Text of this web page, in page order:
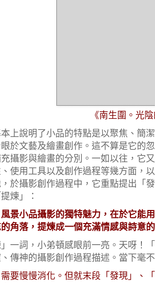
《南生圍。光
上說明了小品的特點是以聚焦、簡
於文藝及繪畫創作。這不算是它的
攝影與繪畫的分別。一如以往，它
使用工具以及創作過程等幾方面，
於攝影創作過程中，它重點提出「
煉」：
風景小品攝影的獨特魅力，在於它能
角落，提煉成一個充滿情感與詩意
一詞，小弟頓感眼前一亮。天呀！
傳神的攝影創作過程描述。當下毫
要慢慢消化。但就末段「發現」、